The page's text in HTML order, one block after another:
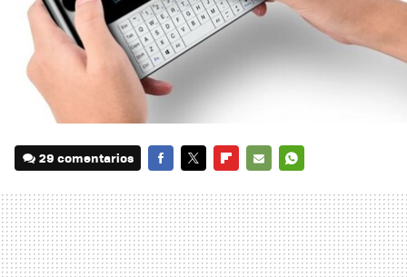
29 comentarios
MAIL